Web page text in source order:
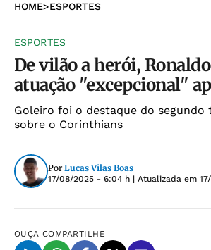
HOME>ESPORTES
ESPORTES
De vilão a herói,
atuação "excepcional"
Goleiro foi o destaque do segundo
sobre o Corinthians
Por Lucas Vilas Boas
17/08/2025 - 6:04 h | Atualizada em
OUÇA COMPARTILHE